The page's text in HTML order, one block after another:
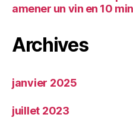
amener un vin en 10
Archives
janvier 2025
juillet 2023